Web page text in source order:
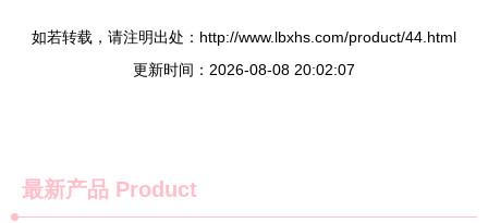
如若转载，请注明出处：http://www.lbxhs.com/product/44.html
更新时间：2026-08-08 20:02:07
最新产品 Product